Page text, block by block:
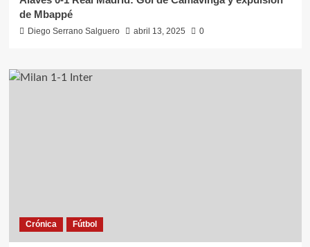
de Mbappé
Diego Serrano Salguero abril 13, 2025 0
Crónica Fútbol